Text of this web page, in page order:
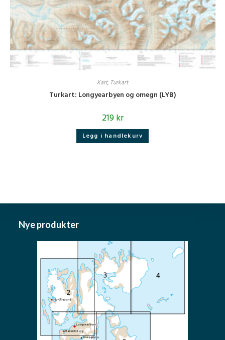
Kart, Turkart
Turkart: Longyearbyen og omegn (LYB)
219kr
Legg i handlekurv
Nye produkter